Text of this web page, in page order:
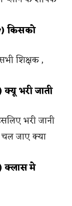
किसको
शिक्षक ,
भरी जाती
भरी जानी
जाए क्या
क्लास मे